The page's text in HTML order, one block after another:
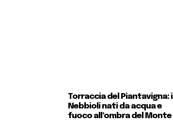
Torraccia del Piantavigna: i
Nebbioli nati da acqua e
fuoco all’ombra del Monte